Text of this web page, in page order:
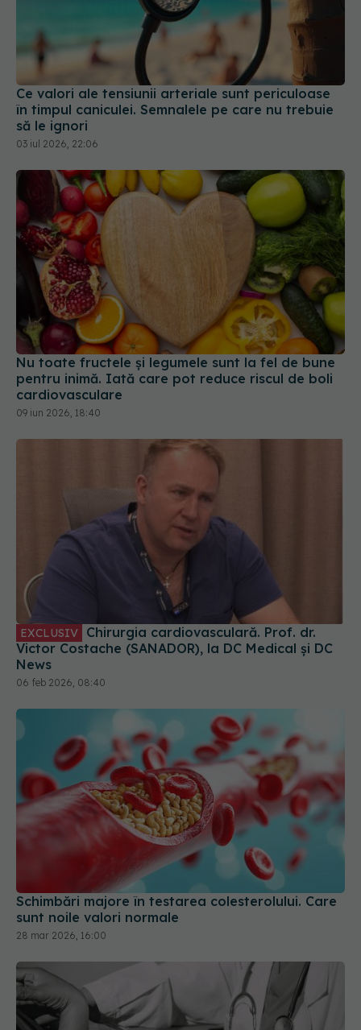
Ce valori ale tensiunii arteriale sunt periculoase
în timpul caniculei. Semnalele pe care nu trebuie
să le ignori
03 iul 2026, 22:06
Nu toate fructele și legumele sunt la fel de bune
pentru inimă. Iată care pot reduce riscul de boli
cardiovasculare
09 iun 2026, 18:40
EXCLUSIV
Chirurgia cardiovasculară. Prof. dr.
Victor Costache (SANADOR), la DC Medical și DC
News
06 feb 2026, 08:40
Schimbări majore în testarea colesterolului. Care
sunt noile valori normale
28 mar 2026, 16:00